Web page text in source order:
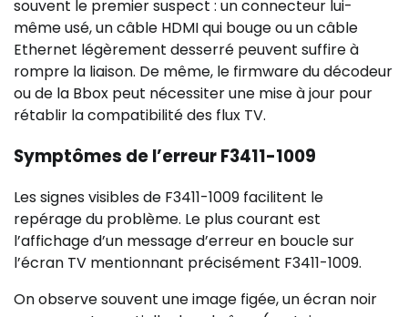
souvent le premier suspect : un connecteur lui-
même usé, un câble HDMI qui bouge ou un câble
Ethernet légèrement desserré peuvent suffire à
rompre la liaison. De même, le firmware du décodeur
ou de la Bbox peut nécessiter une mise à jour pour
rétablir la compatibilité des flux TV.
Symptômes de l’erreur F3411-1009
Les signes visibles de F3411-1009 facilitent le
repérage du problème. Le plus courant est
l’affichage d’un message d’erreur en boucle sur
l’écran TV mentionnant précisément F3411-1009.
On observe souvent une image figée, un écran noir